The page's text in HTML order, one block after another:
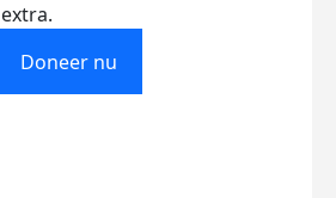
Doneer nu